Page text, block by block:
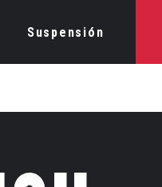
Suspensión